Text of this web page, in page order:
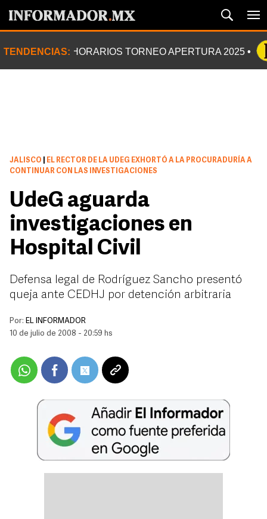
TENDENCIAS: HORARIOS TORNEO APERTURA 2025
JALISCO
EL RECTOR DE LA UDEG EXHORTÓ A LA PROCURADURÍA A
CONTINUAR CON LAS INVESTIGACIONES
UdeG aguarda
investigaciones en
Hospital Civil
Defensa legal de Rodríguez Sancho presentó
queja ante CEDHJ por detención arbitraria
Por: EL INFORMADOR
10 de julio de 2008 - 20:59 hs